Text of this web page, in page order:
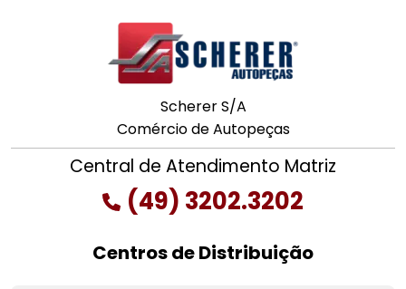
Scherer S/A
Comércio de Autopeças
Central de Atendimento Matriz
(49) 3202.3202
Centros de Distribuição